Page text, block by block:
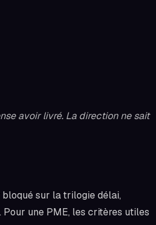
avoir livré. La direction ne sait
bloqué sur la trilogie délai,
une PME, les critères utiles